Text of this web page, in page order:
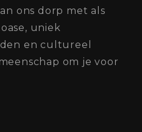
ons dorp met als
uniek
en cultureel
om je voor